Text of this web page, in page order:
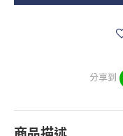
分享到